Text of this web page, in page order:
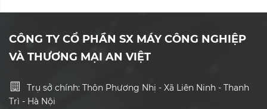
CÔNG TY CỔ PHẦN SX MÁY CÔNG NGHIỆP
VÀ THƯƠNG MẠI AN VIỆT
Trụ sở chính: Thôn Phương Nhị - Xã Liên Ninh - Thanh
Trì - Hà Nội